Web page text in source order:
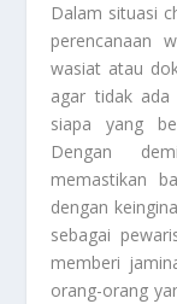
Dalam situasi
perencanaan
wasiat atau
agar tidak ada
siapa yang
Dengan
memastikan
dengan
sebagai
memberi
orang-orang